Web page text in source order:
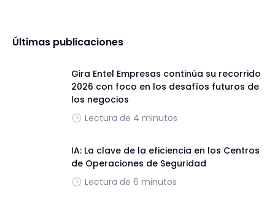
Últimas publicaciones
Gira Entel Empresas continúa su recorrido
2026 con foco en los desafíos futuros de
los negocios
Lectura de 4 minutos
IA: La clave de la eficiencia en los Centros
de Operaciones de Seguridad
Lectura de 6 minutos